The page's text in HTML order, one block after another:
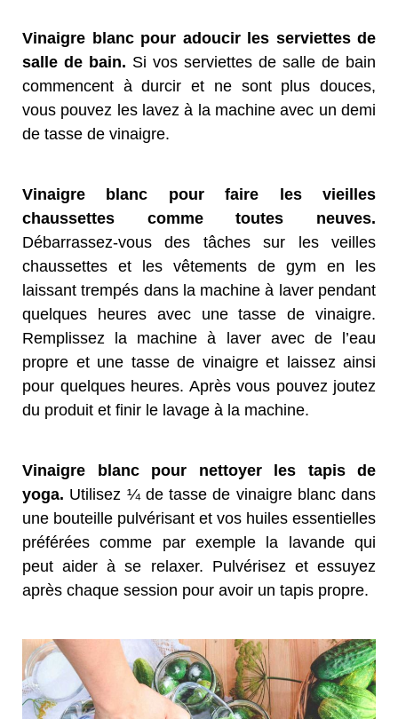
Vinaigre blanc pour adoucir les serviettes de
salle de bain. Si vos serviettes de salle de bain
commencent à durcir et ne sont plus douces,
vous pouvez les lavez à la machine avec un demi
de tasse de vinaigre.
Vinaigre blanc pour faire les vieilles
chaussettes comme toutes neuves.
Débarrassez-vous des tâches sur les veilles
chaussettes et les vêtements de gym en les
laissant trempés dans la machine à laver pendant
quelques heures avec une tasse de vinaigre.
Remplissez la machine à laver avec de l’eau
propre et une tasse de vinaigre et laissez ainsi
pour quelques heures. Après vous pouvez joutez
du produit et finir le lavage à la machine.
Vinaigre blanc pour nettoyer les tapis de
yoga. Utilisez ¼ de tasse de vinaigre blanc dans
une bouteille pulvérisant et vos huiles essentielles
préférées comme par exemple la lavande qui
peut aider à se relaxer. Pulvérisez et essuyez
après chaque session pour avoir un tapis propre.